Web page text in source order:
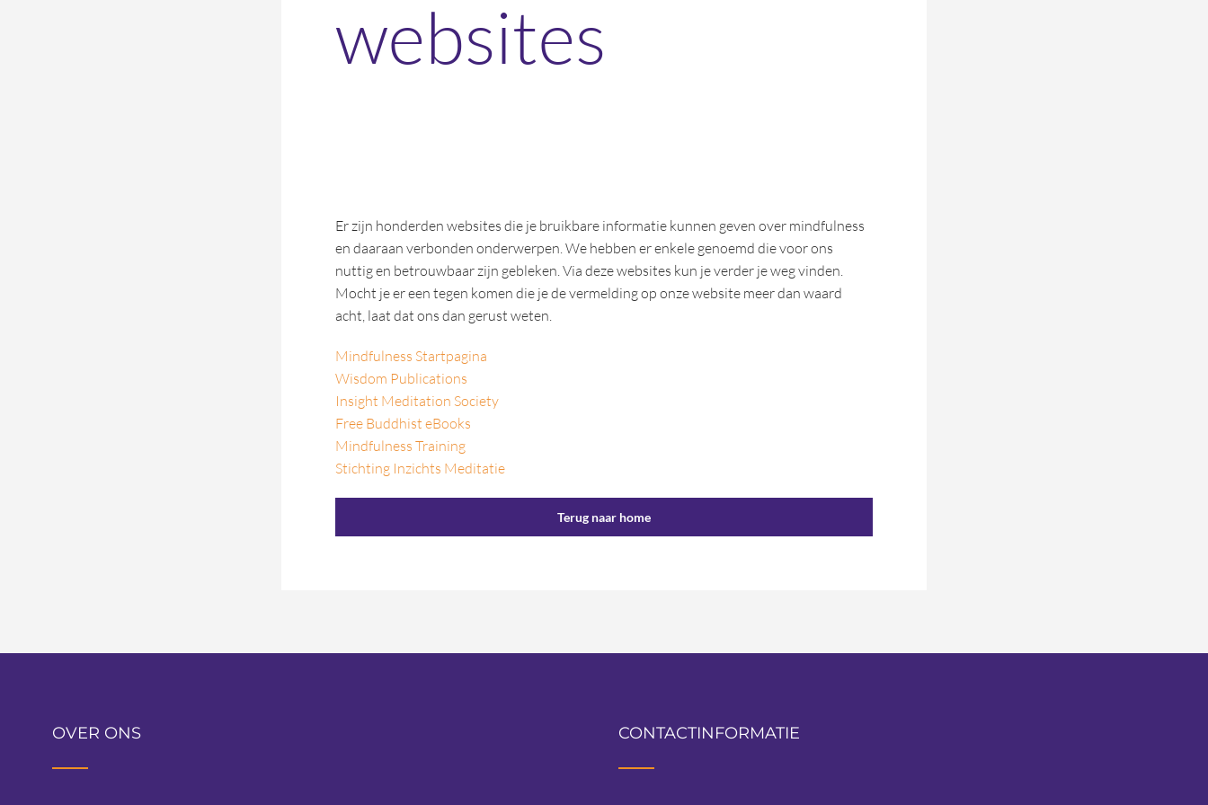
websites
Er zijn honderden websites die je bruikbare informatie kunnen geven over mindfulness
en daaraan verbonden onderwerpen. We hebben er enkele genoemd die voor ons
nuttig en betrouwbaar zijn gebleken. Via deze websites kun je verder je weg vinden.
Mocht je er een tegen komen die je de vermelding op onze website meer dan waard
acht, laat dat ons dan gerust weten.
Mindfulness Startpagina
Wisdom Publications
Insight Meditation Society
Free Buddhist eBooks
Mindfulness Training
Stichting Inzichts Meditatie
Terug naar home
OVER ONS CONTACTINFORMATIE